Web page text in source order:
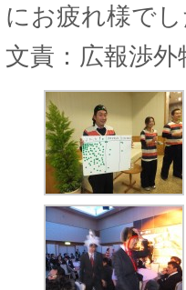
にお疲れ様で
文責：広報渉